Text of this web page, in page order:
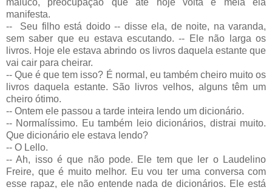
maluco, preocupação que até hoje volta e meia ela
manifesta.
-- Seu filho está doido -- disse ela, de noite, na varanda,
sem saber que eu estava escutando. -- Ele não larga os
livros. Hoje ele estava abrindo os livros daquela estante que
vai cair para cheirar.
-- Que é que tem isso? É normal, eu também cheiro muito os
livros daquela estante. São livros velhos, alguns têm um
cheiro ótimo.
-- Ontem ele passou a tarde inteira lendo um dicionário.
-- Normalíssimo. Eu também leio dicionários, distrai muito.
Que dicionário ele estava lendo?
-- O Lello.
-- Ah, isso é que não pode. Ele tem que ler o Laudelino
Freire, que é muito melhor. Eu vou ter uma conversa com
esse rapaz, ele não entende nada de dicionários. Ele está